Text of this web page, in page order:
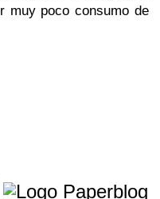
muy poco consumo de